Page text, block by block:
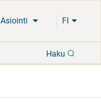
Asiointi FI
Haku